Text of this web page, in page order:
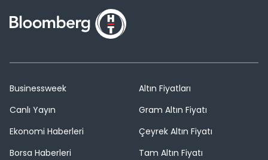
Businessweek
Canlı Yayın
Ekonomi Haberleri
Borsa Haberleri
Altın Fiyatları
Gram Altın Fiyatı
Çeyrek Altın Fiyatı
Tam Altın Fiyatı